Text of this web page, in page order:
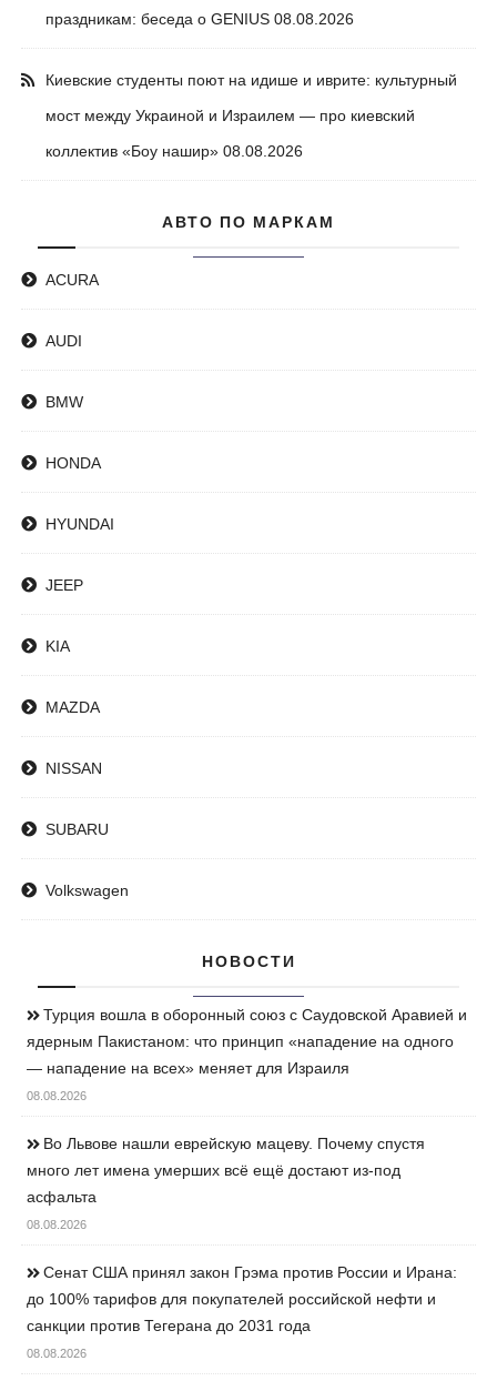
праздникам: беседа о GENIUS 08.08.2026
Киевские студенты поют на идише и иврите: культурный
мост между Украиной и Израилем — про киевский
коллектив «Боу нашир» 08.08.2026
АВТО ПО МАРКАМ
ACURA
AUDI
BMW
HONDA
HYUNDAI
JEEP
KIA
MAZDA
NISSAN
SUBARU
Volkswagen
НОВОСТИ
Турция вошла в оборонный союз с Саудовской Аравией и
ядерным Пакистаном: что принцип «нападение на одного
— нападение на всех» меняет для Израиля
08.08.2026
Во Львове нашли еврейскую мацеву. Почему спустя
много лет имена умерших всё ещё достают из-под
асфальта
08.08.2026
Сенат США принял закон Грэма против России и Ирана:
до 100% тарифов для покупателей российской нефти и
санкции против Тегерана до 2031 года
08.08.2026